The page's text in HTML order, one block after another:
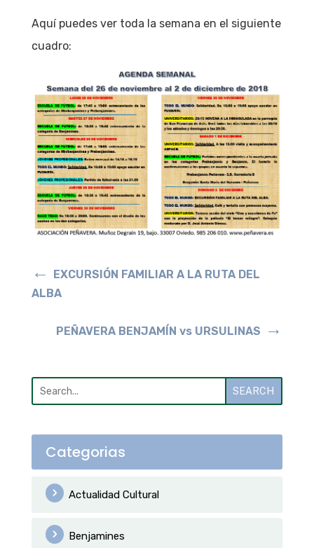
Aquí puedes ver toda la semana en el siguiente
cuadro:
←
EXCURSIÓN FAMILIAR A LA RUTA DEL
ALBA
PEÑAVERA BENJAMÍN vs URSULINAS →
SEARCH
Categorias
Actualidad Cultural
Benjamines